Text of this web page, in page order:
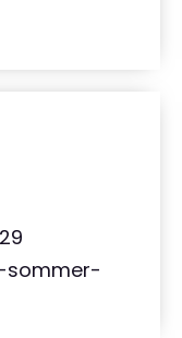
sommer-